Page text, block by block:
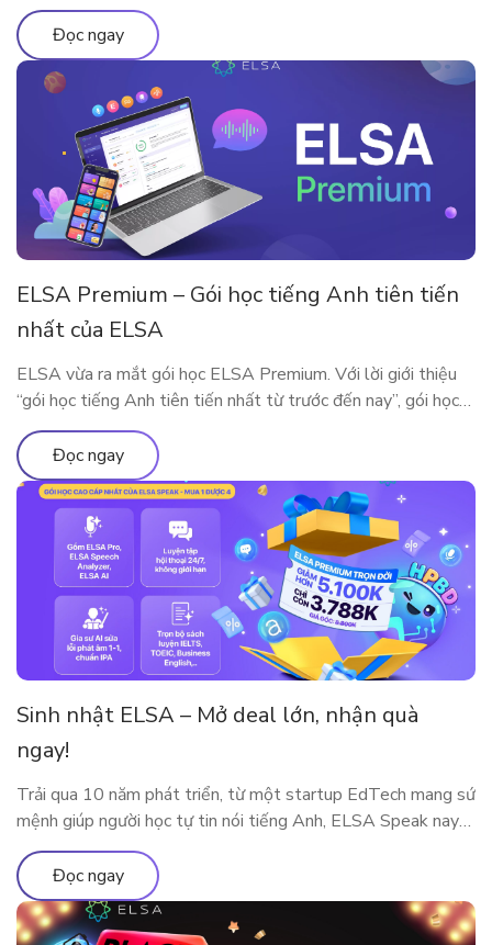
năng qua bài viết
Đọc ngay
ELSA Premium – Gói học tiếng Anh tiên tiến
nhất của ELSA
ELSA vừa ra mắt gói học ELSA Premium. Với lời giới thiệu
“gói học tiếng Anh tiên tiến nhất từ trước đến nay”, gói học
này bao gồm những gì?
Đọc ngay
Sinh nhật ELSA – Mở deal lớn, nhận quà
ngay!
Trải qua 10 năm phát triển, từ một startup EdTech mang sứ
mệnh giúp người học tự tin nói tiếng Anh, ELSA Speak nay
đã trở thành nền tảng luyện phát âm và giao tiếp ứng dụng
AI được hàng triệu người dùng tại nhiều quốc gia tin tưởng
lựa chọn. Cột mốc 10 năm […]
Đọc ngay